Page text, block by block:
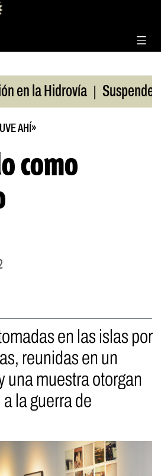
Hidrovía | Suspenden
AHÍ»
como
en las islas por
reunidas en un
una muestra otorgan
la guerra de